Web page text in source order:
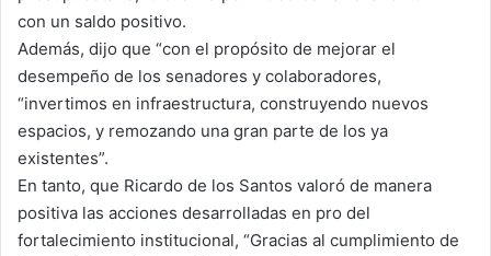
con un saldo positivo.
Además, dijo que “con el propósito de mejorar el
desempeño de los senadores y colaboradores,
“invertimos en infraestructura, construyendo nuevos
espacios, y remozando una gran parte de los ya
existentes”.
En tanto, que Ricardo de los Santos valoró de manera
positiva las acciones desarrolladas en pro del
fortalecimiento institucional, “Gracias al cumplimiento de